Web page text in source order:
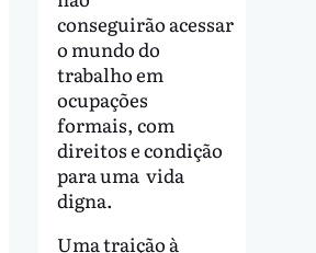
conseguirão acessar
o mundo do
trabalho em
ocupações
formais, com
direitos e condição
para uma vida
digna.
Uma traição à